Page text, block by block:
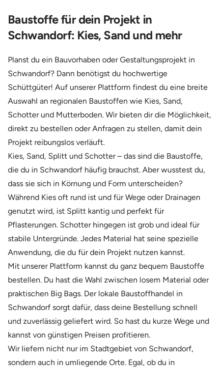
Baustoffe für dein Projekt in
Schwandorf: Kies, Sand und mehr
Planst du ein Bauvorhaben oder Gestaltungsprojekt in
Schwandorf? Dann benötigst du hochwertige
Schüttgüter! Auf unserer Plattform findest du eine breite
Auswahl an regionalen Baustoffen wie Kies, Sand,
Schotter und Mutterboden. Wir bieten dir die Möglichkeit,
direkt zu bestellen oder Anfragen zu stellen, damit dein
Projekt reibungslos verläuft.
Kies, Sand, Splitt und Schotter – das sind die Baustoffe,
die du in Schwandorf häufig brauchst. Aber wusstest du,
dass sie sich in Körnung und Form unterscheiden?
Während Kies oft rund ist und für Wege oder Drainagen
genutzt wird, ist Splitt kantig und perfekt für
Pflasterungen. Schotter hingegen ist grob und ideal für
stabile Untergründe. Jedes Material hat seine spezielle
Anwendung, die du für dein Projekt nutzen kannst.
Mit unserer Plattform kannst du ganz bequem Baustoffe
bestellen. Du hast die Wahl zwischen losem Material oder
praktischen Big Bags. Der lokale Baustoffhandel in
Schwandorf sorgt dafür, dass deine Bestellung schnell
und zuverlässig geliefert wird. So hast du kurze Wege und
kannst von günstigen Preisen profitieren.
Wir liefern nicht nur im Stadtgebiet von Schwandorf,
sondern auch in umliegende Orte. Egal, ob du in